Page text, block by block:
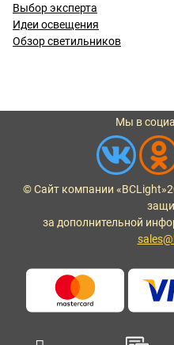
Выбор эксперта
Идеи освещения
Обзор светильников
Мы в
© Сайт компании «BCLight»
за дополнительной